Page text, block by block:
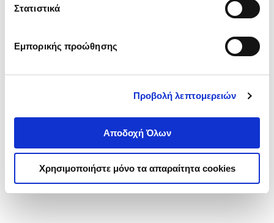
Στατιστικά
Εμπορικής προώθησης
Προβολή λεπτομερειών
Αποδοχή Όλων
Χρησιμοποιήστε μόνο τα απαραίτητα cookies